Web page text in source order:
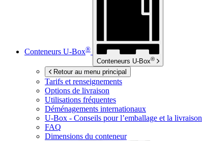
Conteneurs U-Box®
Conteneurs U-Box®
Retour au menu principal
Tarifs et renseignements
Options de livraison
Utilisations fréquentes
Déménagements internationaux
U-Box - Conseils pour l’emballage et la livraison
FAQ
Dimensions du conteneur